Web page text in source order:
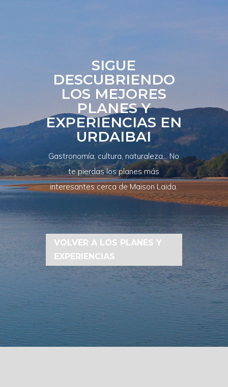
SIGUE
DESCUBRIENDO
LOS MEJORES
PLANES Y
EXPERIENCIAS EN
URDAIBAI
Gastronomía, cultura, naturaleza... No
te pierdas los planes más
interesantes cerca de Maison Laida.
VOLVER A LOS PLANES Y
EXPERIENCIAS